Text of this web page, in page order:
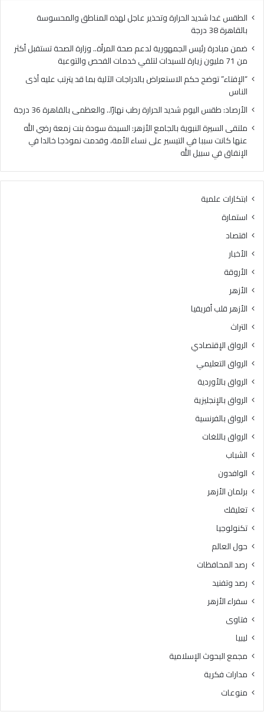
مليون
زيارة
لتلقي
خدمات
الفحص
والتوعية
الطقس غدا شديد الحرارة وتحذير عاجل لهذه المناطق والمحسوسة
بالقاهرة 38 درجة
ضمن مبادرة رئيس الجمهورية لدعم صحة المرأة.. وزارة الصحة تستقبل أكثر
من 71 مليون زيارة للسيدات لتلقي خدمات الفحص والتوعية
“الإفتاء” توضح حكم الاستعراض بالدراجات الآلية بما قد يترتب عليه أذى
الناس
الأرصاد: طقس اليوم شديد الحرارة رطب نهارًا.. والعظمى بالقاهرة 36 درجة
ملتقى السيرة النبوية بالجامع الأزهر: السيدة سودة بنت زمعة رضي الله
عنها كانت سببا في التيسير على نساء الأمة، وقدمت نموذجا خالدا في
الإنفاق في سبيل الله
ابتكارات علمية
استمارة
اقتصاد
الأخبار
الأروقة
الأزهر
الأزهر قلب أفريقيا
التراث
الرواق الإقتصادي
الرواق التعليمي
الرواق بالأوردية
الرواق بالإنجليزية
الرواق بالفرنسية
الرواق باللغات
الشباب
الوافدون
برلمان الأزهر
تعليقك
تكنولوجيا
حول العالم
رصد المحافظات
رصد وتفنيد
سفراء الأزهر
فتاوى
ليبيا
مجمع البحوث الإسلامية
مدارات فكرية
منوعات